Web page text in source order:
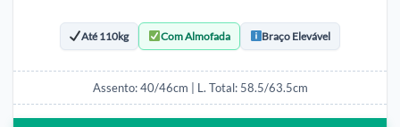
Até 110kg Com Almofada Braço Elevável
Assento: 40/46cm | L. Total: 58.5/63.5cm